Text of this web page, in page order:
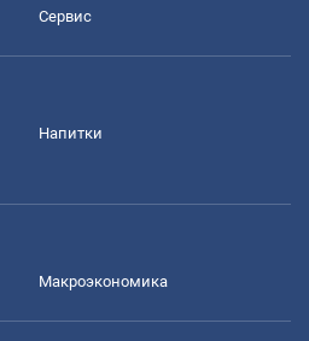
Сервис
Напитки
Mакроэкономика